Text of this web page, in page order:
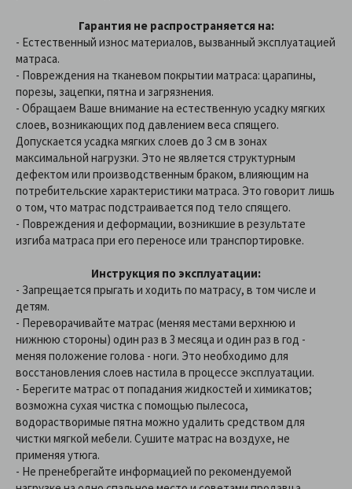
Гарантия не распространяется на:
- Естественный износ материалов, вызванный эксплуатацией
матраса.
- Повреждения на тканевом покрытии матраса: царапины,
порезы, зацепки, пятна и загрязнения.
- Обращаем Ваше внимание на естественную усадку мягких
слоев, возникающих под давлением веса спящего.
Допускается усадка мягких слоев до 3 см в зонах
максимальной нагрузки. Это не является структурным
дефектом или производственным браком, влияющим на
потребительские характеристики матраса. Это говорит лишь
о том, что матрас подстраивается под тело спящего.
- Повреждения и деформации, возникшие в результате
изгиба матраса при его переносе или транспортировке.
Инструкция по эксплуатации:
- Запрещается прыгать и ходить по матрасу, в том числе и
детям.
- Переворачивайте матрас (меняя местами верхнюю и
нижнюю стороны) один раз в 3 месяца и один раз в год -
меняя положение голова - ноги. Это необходимо для
восстановления слоев настила в процессе эксплуатации.
- Берегите матрас от попадания жидкостей и химикатов;
возможна сухая чистка с помощью пылесоса,
водорастворимые пятна можно удалить средством для
чистки мягкой мебели. Сушите матрас на воздухе, не
применяя утюга.
- Не пренебрегайте информацией по рекомендуемой